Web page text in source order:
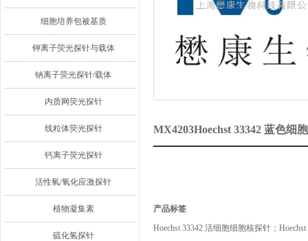
细胞培养包被基质
钾离子荧光探针与载体
钠离子荧光探针/载体
内质网荧光探针
线粒体荧光探针
钙离子荧光探针
活性氧/氧化应激探针
植物凝集素
硫化氢探针
MX4203Hoechst 33342 蓝色细
产品标签
Hoechst 33342 活细胞细胞核探针 ； Hoechst